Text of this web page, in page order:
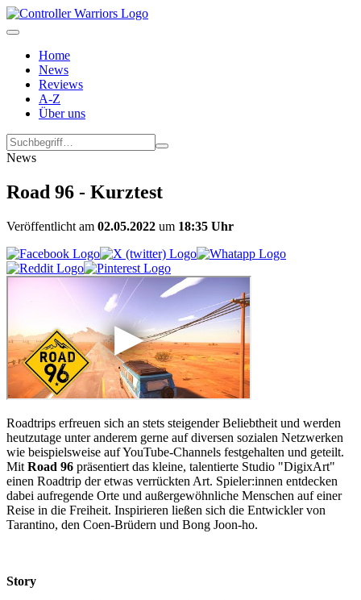
Home
News
Reviews
A-Z
Über uns
News
Road 96 - Kurztest
Veröffentlicht am 02.05.2022 um 18:35 Uhr
Roadtrips erfreuen sich an stets steigender Beliebtheit und werden
heutzutage unter anderem gerne auf diversen sozialen Netzwerken
wie beispielsweise auf YouTube-Channels festgehalten und geteilt.
Mit Road 96 präsentiert das kleine, talentierte Studio "DigixArt"
einen Roadtrip der etwas verrückten Art. Spieler:innen entdecken
dabei aufregende Orte und außergewöhnliche Menschen auf einer
Reise in die Freiheit. Inspirieren ließen sich die Entwickler von
Tarantino, den Coen-Brüdern und Bong Joon-ho.
Story